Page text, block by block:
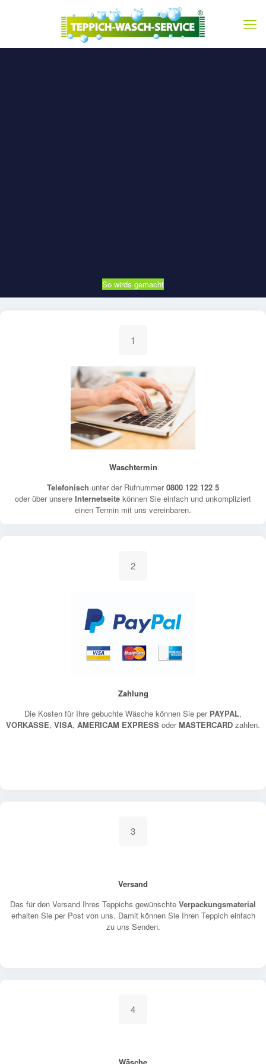
So wirds gemacht
1
Waschtermin
Telefonisch unter der Rufnummer0800 122 122 5
oder über unsere Internetseite können Sie einfach und unkompliziert
einen Termin mit uns vereinbaren.
2
Zahlung
Die Kosten für Ihre gebuchte Wäsche können Sie per PAYPAL,
VORKASSE, VISA, AMERICAM EXPRESS oderMASTERCARD zahlen.
3
Versand
Das für den Versand Ihres Teppichs gewünschte Verpackungsmaterial
erhalten Sie per Post von uns. Damit können Sie Ihren Teppich einfach
zu uns Senden.
4
Wäsche